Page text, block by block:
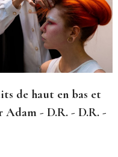
de haut en bas et
- D.R. - D.R. -